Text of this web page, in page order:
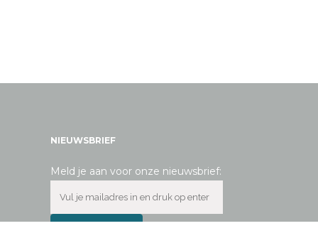
NIEUWSBRIEF
Meld je aan voor onze nieuwsbrief: